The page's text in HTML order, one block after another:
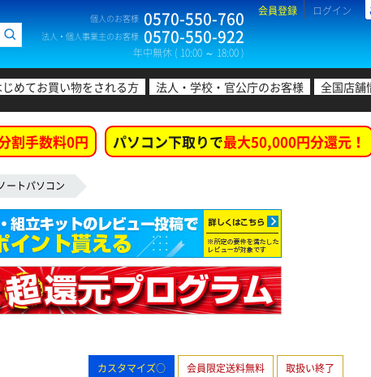
個人のお客様 0570-550-760
法人・個人事業主のお客様 0570-550-922
年中無休 ( 10:00 ～ 18:00 )
会員登録 ログイン
めてお買い物をされる方 法人・学校・官公庁のお客様 全国店舗
割手数料0円 パソコン下取りで最大50,000円分還元！
ートパソコン
カスタマイズ○ 会員限定送料無料 取扱い終了